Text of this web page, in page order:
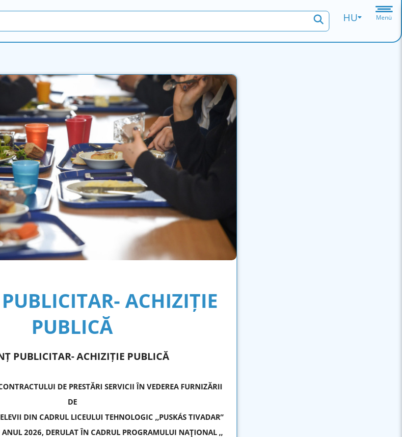
HU Menü
ACHIZIȚIE
PUBLICĂ
PUBLICITAR- ACHIZIȚIE PUBLICĂ
DE PRESTĂRI SERVICII ÎN VEDEREA FURNIZĂRII
DE
DIN CADRUL LICEULUI TEHNOLOGIC ,,PUSKÁS TIVADAR”
ANUL 2026, DERULAT ÎN CADRUL PROGRAMULUI NAŢIONAL ,,